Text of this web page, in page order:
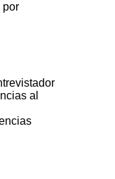
por
al